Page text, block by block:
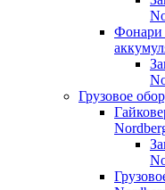
Фонари
Грузовое